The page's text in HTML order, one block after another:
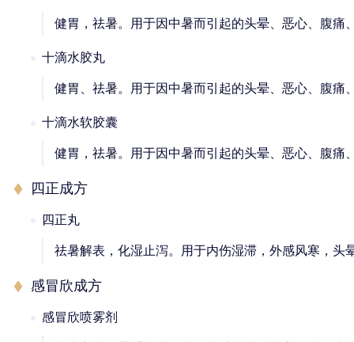
健胃，祛暑。用于因中暑而引起的头晕、恶心、腹痛
十滴水胶丸
健胃、祛暑。用于因中暑而引起的头晕、恶心、腹痛
十滴水软胶囊
健胃，祛暑。用于因中暑而引起的头晕、恶心、腹痛
四正成方
四正丸
祛暑解表，化湿止泻。用于内伤湿滞，外感风寒，
感冒欣成方
感冒欣喷雾剂